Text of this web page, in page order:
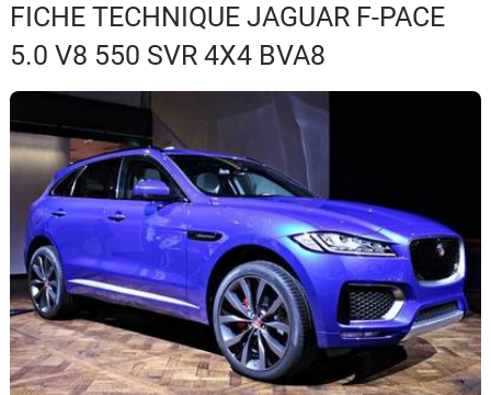
Essais
Guide
Electriques
Utilitaires
Flottes
Auto
Services
FICHE TECHNIQUE JAGUAR F-PACE
5.0 V8 550 SVR 4X4 BVA8